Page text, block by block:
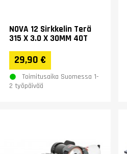
NOVA 12 Sirkkelin Terä
315 X 3.0 X 30MM 40T
29,90 €
Toimitusaika Suomessa 1-
2 työpäivää